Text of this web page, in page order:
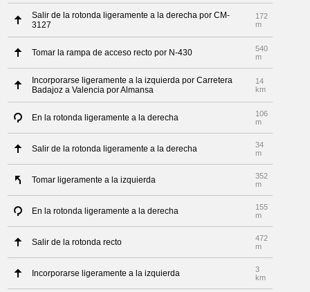
Salir de la rotonda ligeramente a la derecha por CM-
3127
172
m
Tomar la rampa de acceso recto por N-430
540
m
Incorporarse ligeramente a la izquierda por Carretera
Badajoz a Valencia por Almansa
14
km
En la rotonda ligeramente a la derecha
106
m
Salir de la rotonda ligeramente a la derecha
34
m
Tomar ligeramente a la izquierda
352
m
En la rotonda ligeramente a la derecha
155
m
Salir de la rotonda recto
472
m
Incorporarse ligeramente a la izquierda
3
km